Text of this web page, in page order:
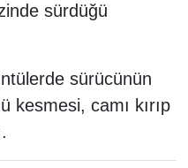
sürdüğü
sürücünün
kesmesi, camı kırıp